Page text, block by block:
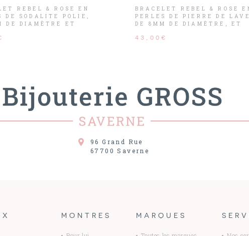
REBEL & ROSE EN
DE SODALITE POLIE,
DE DIAMÈTRE ET
BRACELET REBEL & ROSE
PERLES DE PIERRE DE
DE 8MM DE DIAMÈTRE, ET
43,00€
96 Grand Rue
67700Saverne
MONTRES MARQUES